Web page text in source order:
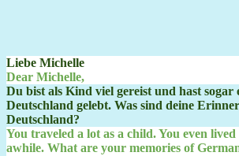
Liebe Michelle
Dear Michelle,
Du bist als Kind viel gereist und hast sogar
Deutschland gelebt. Was sind deine
Deutschland?
You traveled a lot as a child. You even
awhile. What are your memories of